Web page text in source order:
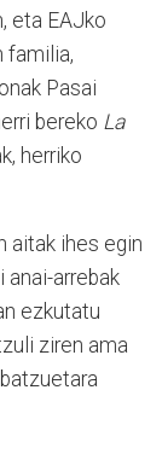
eta EAJko
familia,
Pasai
bereko La
herriko
aitak ihes egin
anai-arrebak
ezkutatu
ziren ama